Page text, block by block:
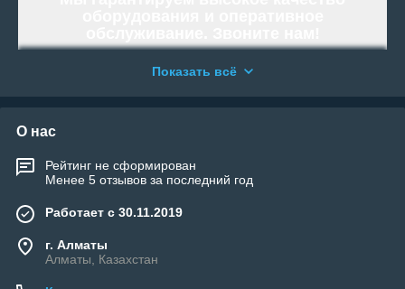
по всей территории Республики
Показать всё
О нас
Рейтинг не сформирован
Менее 5 отзывов за последний год
Работает с 30.11.2019
г. Алматы
Алматы, Казахстан